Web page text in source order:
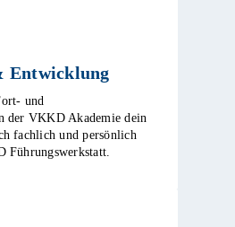
Entwicklung​
und
der VKKD Akademie dein
fachlich und persönlich